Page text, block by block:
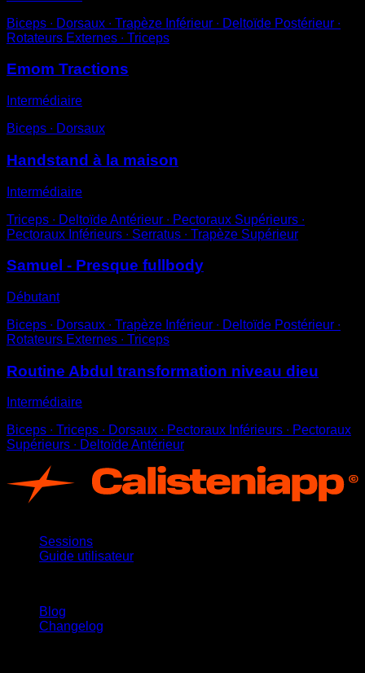
Biceps ∙ Dorsaux ∙ Trapèze Inférieur ∙ Deltoïde Postérieur ∙
Rotateurs Externes ∙ Triceps
Emom Tractions
Intermédiaire
Biceps ∙ Dorsaux
Handstand à la maison
Intermédiaire
Triceps ∙ Deltoïde Antérieur ∙ Pectoraux Supérieurs ∙
Pectoraux Inférieurs ∙ Serratus ∙ Trapèze Supérieur
Samuel - Presque fullbody
Débutant
Biceps ∙ Dorsaux ∙ Trapèze Inférieur ∙ Deltoïde Postérieur ∙
Rotateurs Externes ∙ Triceps
Routine Abdul transformation niveau dieu
Intermédiaire
Biceps ∙ Triceps ∙ Dorsaux ∙ Pectoraux Inférieurs ∙ Pectoraux
Supérieurs ∙ Deltoïde Antérieur
Sessions
Guide utilisateur
Blog
Changelog